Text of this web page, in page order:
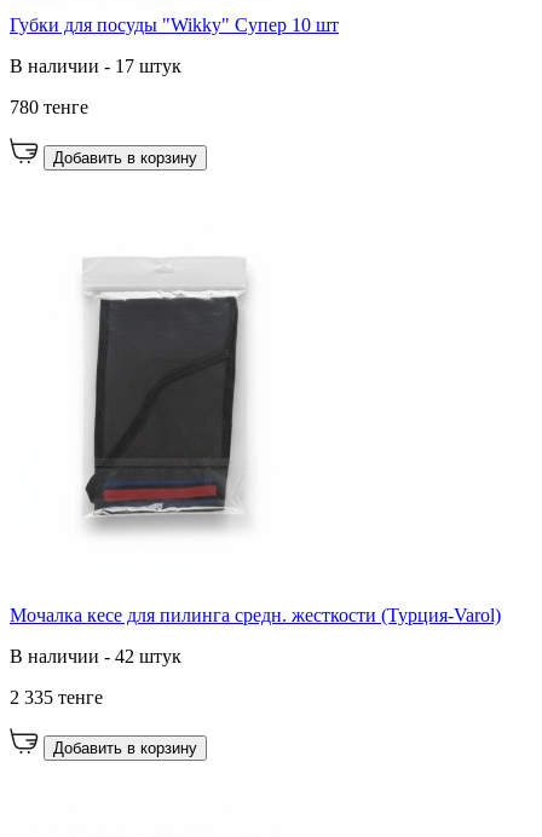
Губки для посуды "Wikky" Супер 10 шт
В наличии - 17 штук
780 тенге
Добавить в корзину
Мочалка кесе для пилинга средн. жесткости (Турция-Varol)
В наличии - 42 штук
2 335 тенге
Добавить в корзину